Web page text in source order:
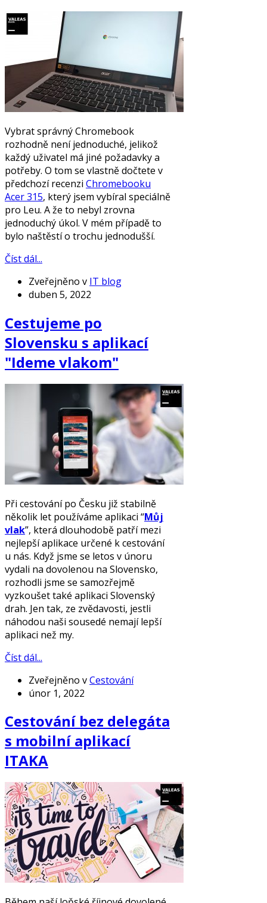
Vybrat správný Chromebook
rozhodně není jednoduché, jelikož
každý uživatel má jiné požadavky a
potřeby. O tom se vlastně dočtete v
předchozí recenzi Chromebooku
Acer 315, který jsem vybíral speciálně
pro Leu. A že to nebyl zrovna
jednoduchý úkol. V mém případě to
bylo naštěstí o trochu jednodušší.
Číst dál...
Zveřejněno v IT blog
duben 5, 2022
Cestujeme po
Slovensku s aplikací
"Ideme vlakom"
Při cestování po Česku již stabilně
několik let používáme aplikaci “Můj
vlak”, která dlouhodobě patří mezi
nejlepší aplikace určené k cestování
u nás. Když jsme se letos v únoru
vydali na dovolenou na Slovensko,
rozhodli jsme se samozřejmě
vyzkoušet také aplikaci Slovenský
drah. Jen tak, ze zvědavosti, jestli
náhodou naši sousedé nemají lepší
aplikaci než my.
Číst dál...
Zveřejněno vCestování
únor 1, 2022
Cestování bez delegáta
s mobilní aplikací
ITAKA